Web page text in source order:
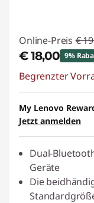
Online-Preis €
€ 18,00 9%
eCoupon-
eCoupon :
Begrenzter
My Lenovo
Jetzt anmelden
Dual-
Geräte
Die